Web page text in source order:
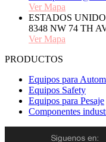
Ver Mapa
ESTADOS
8348 NW 74 TH
Ver Mapa
PRODUCTOS
Equipos para
Equipos Safety
Equipos para Pesaje
Componentes